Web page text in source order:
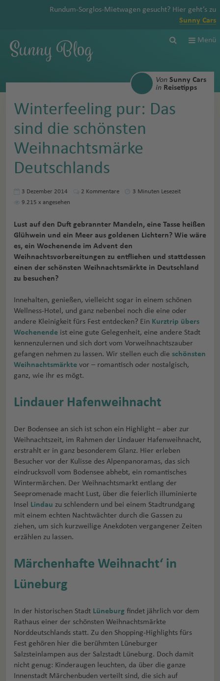
Rundum-Sorglos-Mietwagen gesucht? Hier geht’s zu
Sunny Cars
Sunny Blog Menü
Von Sunny Cars
in Reisetipps
Winterfeeling pur: Das
sind die schönsten
Weihnachtsmärke
Deutschlands
3 Dezember 2014 2 Kommentare
3 Minuten Lesezeit
9.215 x angesehen
Lust auf den Duft gebrannter Mandeln, eine Tasse heißen
Glühwein und ein Meer aus goldenen Lichtern? Wie wäre
es, ein Wochenende im Advent den
Weihnachtsvorbereitungen zu entfliehen und stattdessen
einen der schönsten Weihnachtsmärkte in Deutschland
zu besuchen?
Innehalten, genießen, vielleicht sogar in einem schönen
Wellness-Hotel, und ganz nebenbei noch die eine oder
andere Kleinigkeit fürs Fest entdecken? Ein Kurztrip übers
Wochenende ist eine gute Gelegenheit, eine andere Stadt
kennenzulernen und sich dort vom Vorweihnachtszauber
gefangen nehmen zu lassen. Wir stellen euch die schönsten
Weihnachtsmärkte vor – romantisch oder nostalgisch,
ganz, wie ihr es mögt.
Lindauer Hafenweihnacht
Der Bodensee an sich ist schon ein Highlight – aber zur
Weihnachtszeit, im Rahmen der Lindauer Hafenweihnacht,
erstrahlt er in ganz besonderem Glanz. Hier erleben
Besucher vor der Kulisse des Alpenpanoramas, das sich
eindrucksvoll vom Bodensee abhebt, ein romantisches
Wintermärchen. Der Weihnachtsmarkt entlang der
Seepromenade macht Lust, über die feierlich illuminierte
Insel Lindau zu schlendern und bei einem Stadtrundgang
mit einem echten Nachtwächter durch die Gassen zu
ziehen, um sich kurzweilige Anekdoten vergangener Zeiten
erzählen zu lassen.
Märchenhafte Weihnacht‘ in
Lüneburg
In der historischen Stadt Lüneburg findet jährlich vor dem
Rathaus einer der schönsten Weihnachtsmärkte
Norddeutschlands statt. Zu den Shopping-Highlights fürs
Fest gehören hier die berühmten Lüneburger
Salzsteinlampen aus der Salzstadt Lüneburg. Doch damit
nicht genug: Kinderaugen leuchten, da über die ganze
Innenstadt Märchenbuden verteilt sind, die sich auf